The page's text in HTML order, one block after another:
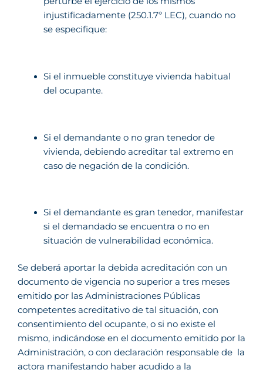
injustificadamente (250.1.7º LEC), cuando no
se especifique:
Si el inmueble constituye vivienda habitual
del ocupante.
Si el demandante o no gran tenedor de
vivienda, debiendo acreditar tal extremo en
caso de negación de la condición.
Si el demandante es gran tenedor, manifestar
si el demandado se encuentra o no en
situación de vulnerabilidad económica.
Se deberá aportar la debida acreditación con un
documento de vigencia no superior a tres meses
emitido por las Administraciones Públicas
competentes acreditativo de tal situación, con
consentimiento del ocupante, o si no existe el
mismo, indicándose en el documento emitido por la
Administración, o con declaración responsable de la
actora manifestando haber acudido a la